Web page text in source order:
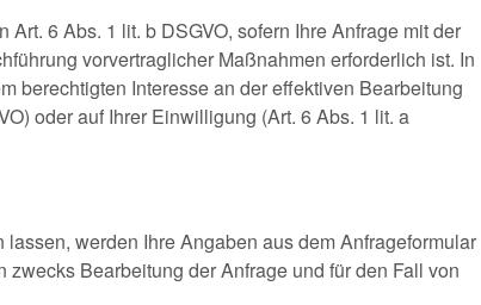
6 Abs. 1 lit. b DSGVO, sofern Ihre Anfrage mit der
vorvertraglicher Maßnahmen erforderlich ist. In
berechtigten Interesse an der effektiven Bearbeitung
oder auf Ihrer Einwilligung (Art. 6 Abs. 1 lit. a
werden Ihre Angaben aus dem Anfrageformular
Bearbeitung der Anfrage und für den Fall von